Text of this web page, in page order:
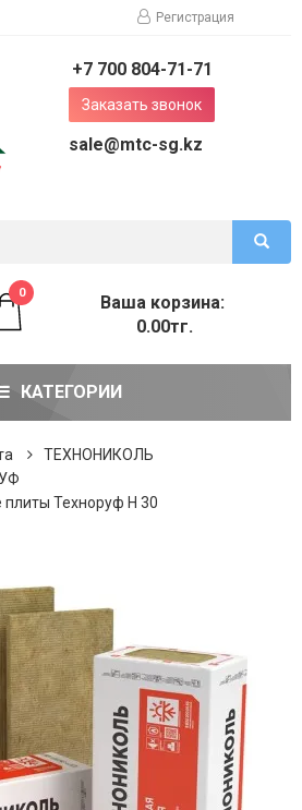
Регистрация
+7 700 804-71-71
Заказать звонок
sale@mtc-sg.kz
0
Ваша корзина:
0.00тг.
КАТЕГОРИИ
ТЕХНОНИКОЛЬ
Техноруф Н 30